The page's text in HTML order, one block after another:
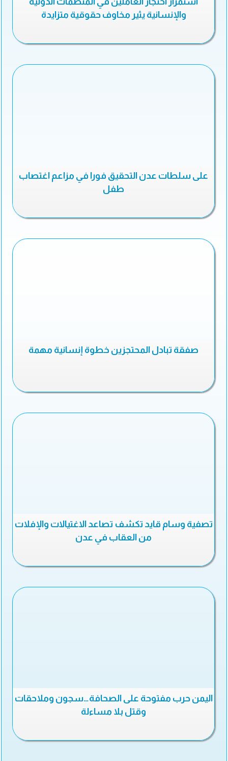
والإنسانية يثير مخاوف حقوقية متزايدة
على سلطات عدن التحقيق فورا في مزاعم اغتصاب
طفل
صفقة تبادل المحتجزين خطوة إنسانية مهمة
تصفية وسام قايد تكشف تصاعد الاغتيالات والإفلات
من العقاب في عدن
اليمن حرب مفتوحة على الصحافة…سجون وملاحقات
وقتل بلا مساءلة